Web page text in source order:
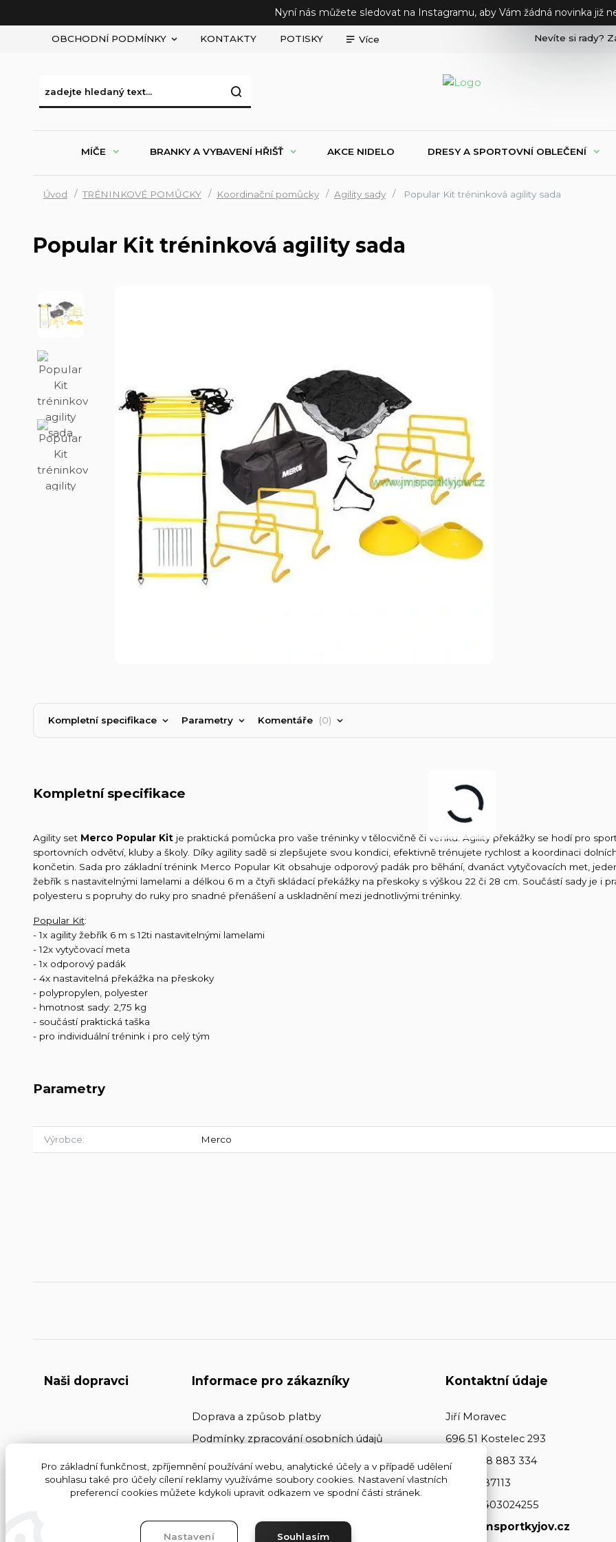
Nyní nás můžete sledovat na Instagramu, aby Vám žádná novinka již
OBCHODNÍ PODMÍNKY KONTAKTY POTISKY Více Nevíte si rady?
MÍČE BRANKY A VYBAVENÍ HŘIŠŤ AKCE NIDELO DRESY A SPORTOVNÍ OBLEČENÍ
Úvod TRÉNINKOVÉ POMŮCKY Koordinační pomůcky Agility sady Popular Kit tréninková agility sada
Popular Kit tréninková agility sada
Kompletní specifikace Parametry Komentáře 0
Kompletní specifikace
Agility set Merco Popular Kit je praktická pomůcka pro vaše tréninky v tělocvičně či venku. Agility překážky se hodí pro
sportovních odvětví, kluby a školy. Díky agility sadě si zlepšujete svou kondici, efektivně trénujete rychlost a koordinaci
končetin. Sada pro základní trénink Merco Popular Kit obsahuje odporový padák pro běhání, dvanáct vytyčovacích met,
žebřík s nastavitelnými lamelami a délkou 6 m a čtyři skládací překážky na přeskoky s výškou 22 či 28 cm. Součástí sady je i
polyesteru s popruhy do ruky pro snadné přenášení a uskladnění mezi jednotlivými tréninky.
Popular Kit:
- 1x agility žebřík 6 m s 12ti nastavitelnými lamelami
- 12x vytyčovací meta
- 1x odporový padák
- 4x nastavitelná překážka na přeskoky
- polypropylen, polyester
- hmotnost sady: 2,75 kg
- součástí praktická taška
- pro individuální trénink i pro celý tým
Parametry
Výrobce Merco
Naši dopravci Informace pro zákazníky
Doprava a způsob platby
Podmínky zpracování osobních údajů
Kontakty
Obchodní podmínky
Kontaktní údaje
Jiří Moravec
696 51 Kostelec 293
+420 608 883 334
ičo: 64487113
dič: CZ7403024255
www.jmsportkyjov.cz
Pro základní funkčnost, zpříjemnění používání webu, analytické účely a v případě udělení
souhlasu také pro účely cílení reklamy využíváme soubory cookies. Nastavení vlastních
preferencí cookies můžete kdykoli upravit odkazem ve spodní části stránek.
Nastavení Souhlasím